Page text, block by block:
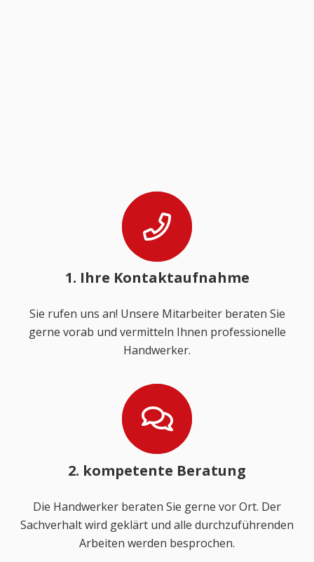
1. Ihre Kontaktaufnahme
Sie rufen uns an! Unsere Mitarbeiter beraten Sie
gerne vorab und vermitteln Ihnen professionelle
Handwerker.
2. kompetente Beratung
Die Handwerker beraten Sie gerne vor Ort. Der
Sachverhalt wird geklärt und alle durchzuführenden
Arbeiten werden besprochen.